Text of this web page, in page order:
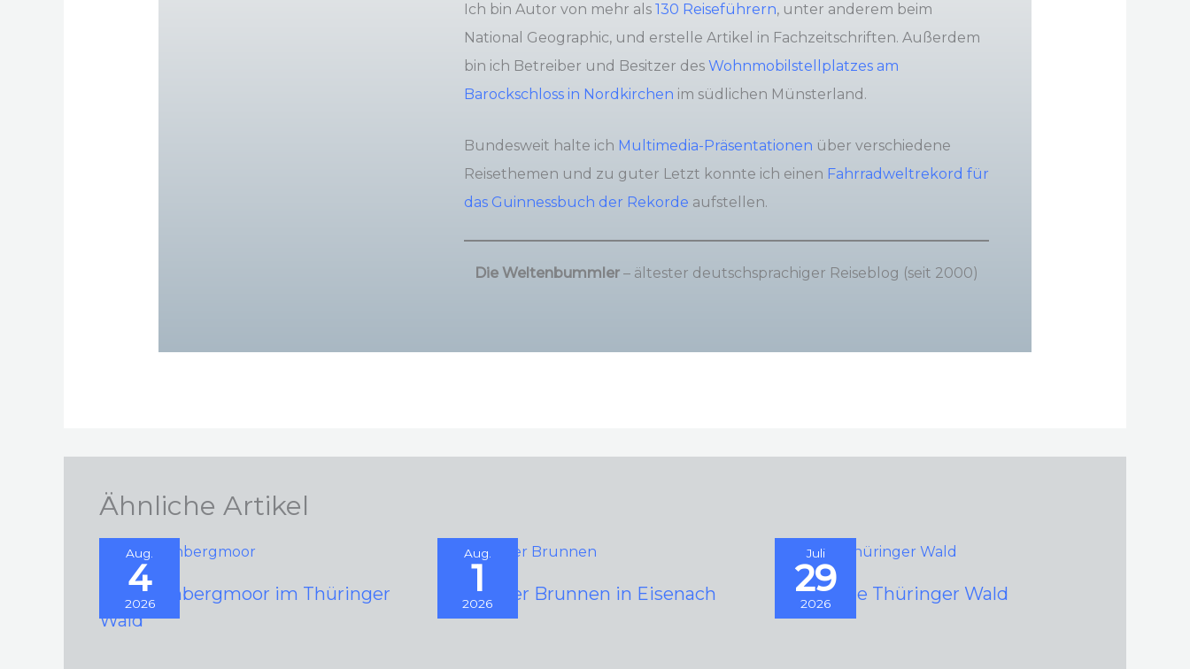
Ich bin Autor von mehr als 130 Reiseführern, unter anderem beim
National Geographic, und erstelle Artikel in Fachzeitschriften. Außerdem
bin ich Betreiber und Besitzer des Wohnmobilstellplatzes am
Barockschloss in Nordkirchen im südlichen Münsterland.
Bundesweit halte ich Multimedia-Präsentationen über verschiedene
Reisethemen und zu guter Letzt konnte ich einen Fahrradweltrekord für
das Guinnessbuch der Rekorde aufstellen.
Die Weltenbummler– ältester deutschsprachiger Reiseblog (seit 2000)
Ähnliche Artikel
Aug.
4
2026
Schützenbergmoor im Thüringer
Wald
Aug.
1
2026
Schwarzer Brunnen in Eisenach
Juli
29
2026
Der Kleine Thüringer Wald